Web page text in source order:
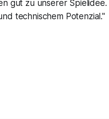
gut zu unserer
technischem Potenzial."